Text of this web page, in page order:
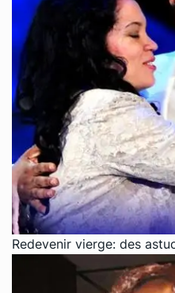
Redevenir vierge: des